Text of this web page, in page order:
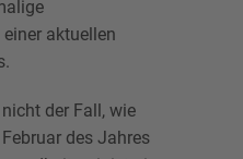
aktuellen
der Fall, wie
des Jahres